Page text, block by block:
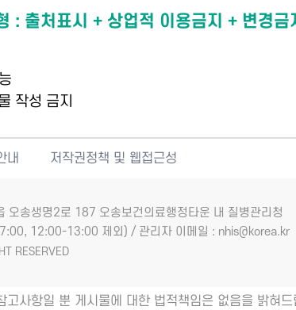
: 출처표시 + 상업적 이용금지 + 변경금
작성 금지
내 저작권정책 및 웹접근성
오송생명2로 187 오송보건의료행정타운 내 질병관리청
12:00-13:00 제외) / 관리자 이메일 : nhis@korea.kr
RESERVED
사항일 뿐 게시물에 대한 법적책임은 없음을 밝혀